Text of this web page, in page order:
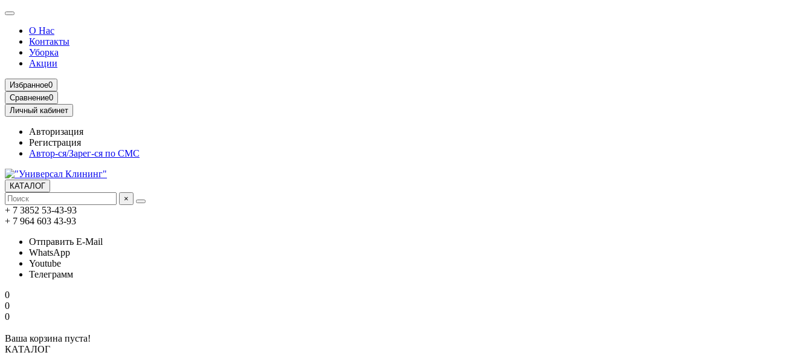
О Нас
Контакты
Уборка
Акции
Избранное0
Сравнение0
Личный кабинет
Авторизация
Регистрация
Автор-ся/Зарег-ся по СМС
КАТАЛОГ
×
+ 7 3852 53-43-93
+ 7 964 603 43-93
Отправить E-Mail
WhatsApp
Youtube
Телеграмм
0
0
0
Ваша корзина пуста!
КАТАЛОГ